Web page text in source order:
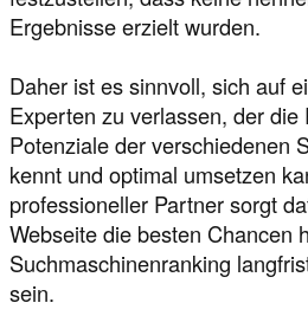
Ergebnisse erzielt wurden.
Daher ist es sinnvoll, sich auf
Experten zu verlassen, der die
Potenziale der verschiedenen
kennt und optimal umsetzen
professioneller Partner sorgt
Webseite die besten Chancen
Suchmaschinenranking
sein.